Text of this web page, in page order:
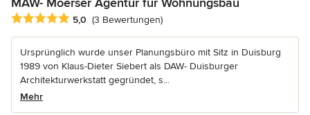
Durchschnittliche Bewertung: 5 von 5 Sternen
5,0 (3 Bewertungen)
Ursprünglich wurde unser Planungsbüro mit Sitz in Duisburg
1989 von Klaus-Dieter Siebert als DAW- Duisburger
Architekturwerkstatt gegründet, s...
Mehr